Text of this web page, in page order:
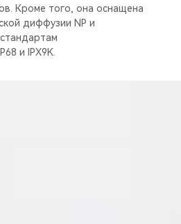
Кроме того, она оснащена
диффузии NP и
и IPX9K.